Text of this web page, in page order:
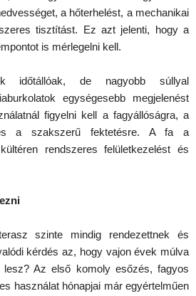
a hőterhelést, a mechanikai
tisztítást. Ez azt jelenti, hogy a
is mérlegelni kell.
időtállóak, de nagyobb súllyal
egységesebb megjelenést
figyelni kell a fagyállóságra, a
és a szakszerű fektetésre. A fa a
rendszeres felületkezelést és
szinte mindig rendezettnek és
kérdés az, hogy vajon évek múlva
lesz? Az első komoly esőzés, fagyos
használat hónapjai már egyértelműen